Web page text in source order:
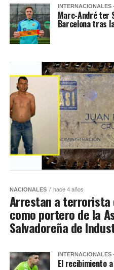
INTERNACIONALES
Marc-André ter
Barcelona tras
NACIONALES hace 4 años
Arrestan a terrorista
como portero de la
Salvadoreña de
INTERNACIONALES
El recibimiento